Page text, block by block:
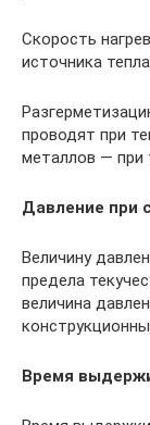
Скорость
источника
проводят при
металлов — при
Давление при
Величину
предела
величина
Время